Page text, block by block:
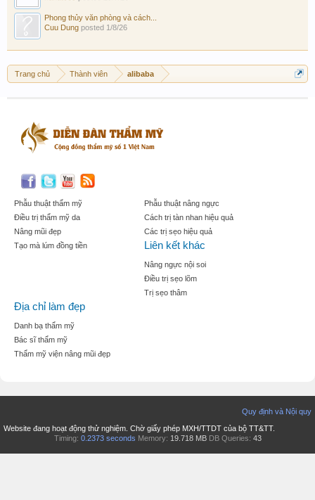
Phong thủy văn phòng và cách...
Cuu Dung posted 1/8/26
Trang chủ Thành viên alibaba
Phẫu thuật thẩm mỹ
Điều trị thẩm mỹ da
Nâng mũi đẹp
Tạo mà lúm đồng tiền
Phẫu thuật nâng ngực
Cách trị tàn nhan hiệu quả
Các trị sẹo hiệu quả
Liên kết khác
Nâng ngực nội soi
Điều trị sẹo lõm
Trị sẹo thâm
Địa chỉ làm đẹp
Danh bạ thẩm mỹ
Bác sĩ thẩm mỹ
Thẩm mỹ viện nâng mũi đẹp
Quy định và Nội quy
Website đang hoạt động thử nghiệm. Chờ giấy phép MXH/TTDT của bộ TT&TT.
Timing: 0.2373 seconds Memory: 19.718 MB DB Queries: 43